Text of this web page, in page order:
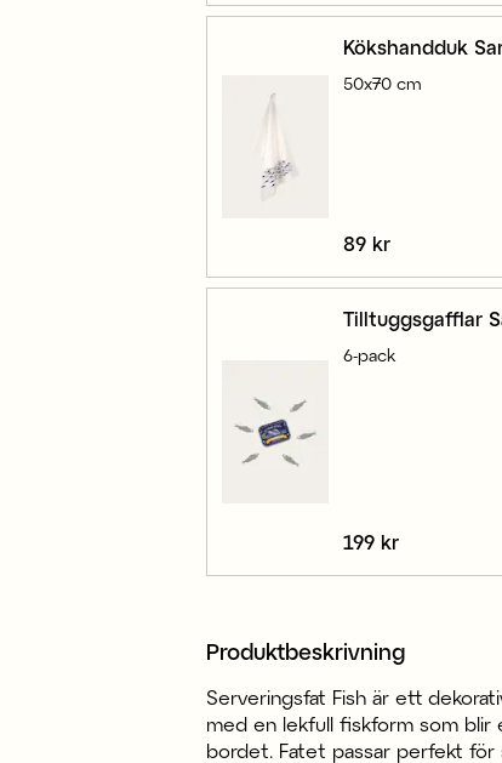
Kökshandduk
50x70 cm
Pris:89 kr
89 kr
Tilltuggsgafflar
6-pack
Pris :199 kr
199 kr
Produktbeskrivning
Serveringsfat Fish är ett
med en lekfull fiskform som
bordet. Fatet passar perfekt för